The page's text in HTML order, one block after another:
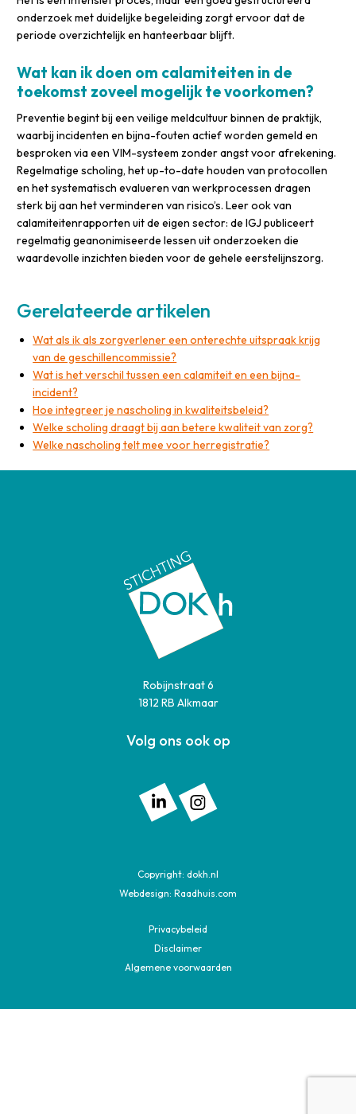
onderzoek met duidelijke begeleiding zorgt ervoor dat de
periode overzichtelijk en hanteerbaar blijft.
Wat kan ik doen om calamiteiten in de
toekomst zoveel mogelijk te voorkomen?
Preventie begint bij een veilige meldcultuur binnen de praktijk,
waarbij incidenten en bijna-fouten actief worden gemeld en
besproken via een VIM-systeem zonder angst voor afrekening.
Regelmatige scholing, het up-to-date houden van protocollen
en het systematisch evalueren van werkprocessen dragen
sterk bij aan het verminderen van risico’s. Leer ook van
calamiteitenrapporten uit de eigen sector: de IGJ publiceert
regelmatig geanonimiseerde lessen uit onderzoeken die
waardevolle inzichten bieden voor de gehele eerstelijnszorg.
Gerelateerde artikelen
Wat als ik als zorgverlener een onterechte uitspraak krijg
van de geschillencommissie?
Wat is het verschil tussen een calamiteit en een bijna-
incident?
Hoe integreer je nascholing in kwaliteitsbeleid?
Welke scholing draagt bij aan betere kwaliteit van zorg?
Welke nascholing telt mee voor herregistratie?
Robijnstraat 6
1812 RB Alkmaar
Volg ons ook op
Volg ons op: Linkedin
Copyright: dokh.nl
Webdesign: Raadhuis.com
Privacybeleid
Disclaimer
Algemene voorwaarden